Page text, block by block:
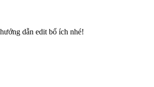
dẫn edit bổ ích nhé!